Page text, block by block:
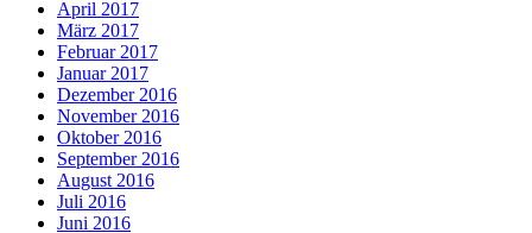
April 2017
März 2017
Februar 2017
Januar 2017
Dezember 2016
November 2016
Oktober 2016
September 2016
August 2016
Juli 2016
Juni 2016